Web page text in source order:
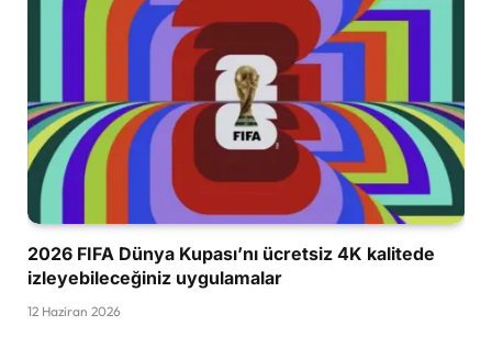
2026 FIFA Dünya Kupası’nı ücretsiz 4K kalitede
izleyebileceğiniz uygulamalar
12 Haziran 2026